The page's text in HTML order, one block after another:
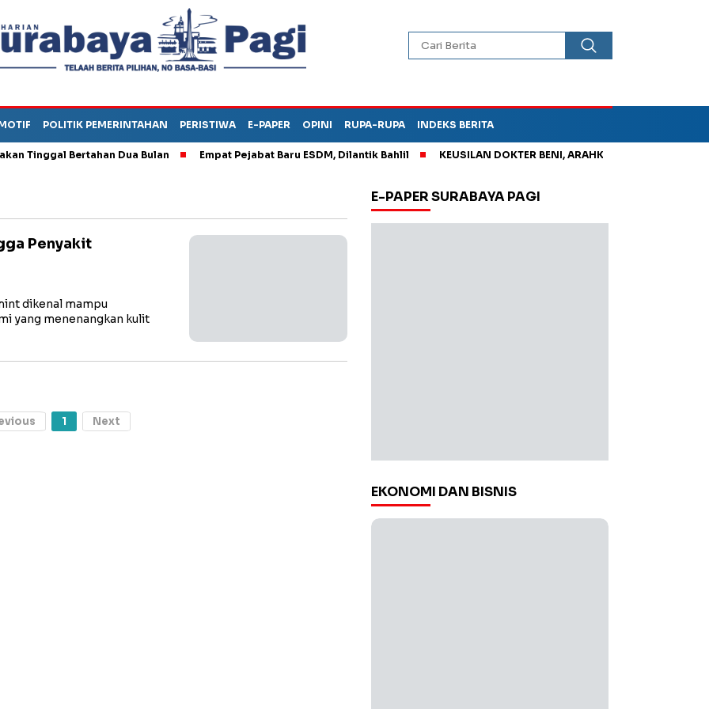
POLITIK PEMERINTAHAN PERISTIWA E-PAPER OPINI RUPA-RUPA INDEKS BERITA
Tinggal Bertahan Dua Bulan Empat Pejabat Baru ESDM, Dilantik Bahlil KEUSILAN DOKTER BENI, ARAHKAN PASIEN KE
Penyakit
dikenal mampu
yang menenangkan kulit
1 Next
E-PAPER SURABAYA PAGI
EKONOMI DAN BISNIS